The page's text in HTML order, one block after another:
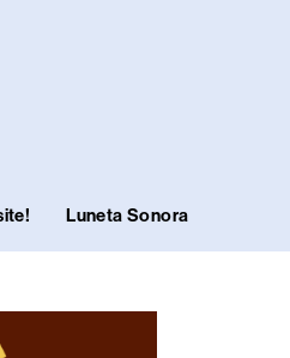
Luneta Sonora